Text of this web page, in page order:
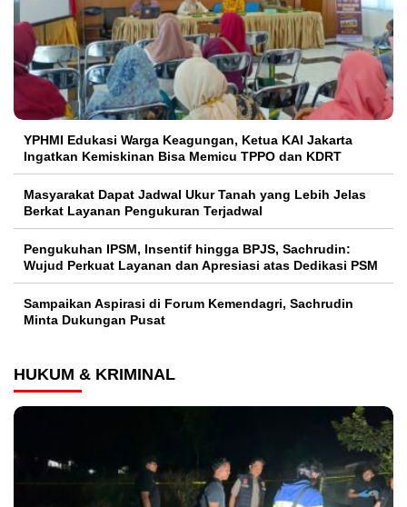
YPHMI Edukasi Warga Keagungan, Ketua KAI Jakarta
Ingatkan Kemiskinan Bisa Memicu TPPO dan KDRT
Masyarakat Dapat Jadwal Ukur Tanah yang Lebih Jelas
Berkat Layanan Pengukuran Terjadwal
Pengukuhan IPSM, Insentif hingga BPJS, Sachrudin:
Wujud Perkuat Layanan dan Apresiasi atas Dedikasi PSM
Sampaikan Aspirasi di Forum Kemendagri, Sachrudin
Minta Dukungan Pusat
HUKUM & KRIMINAL